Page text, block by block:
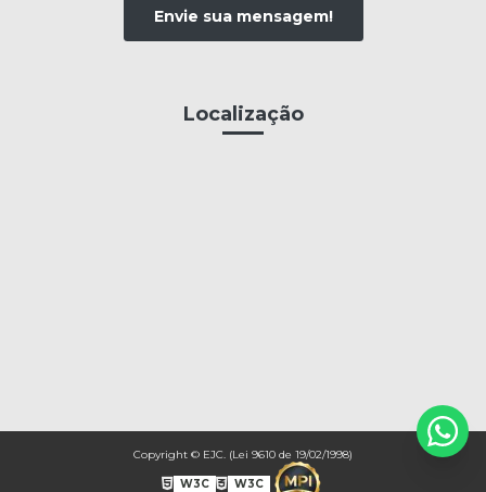
Envie sua mensagem!
Localização
Copyright © EJC. (Lei 9610 de 19/02/1998)
W3C W3C